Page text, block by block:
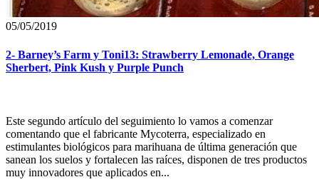
05/05/2019
2- Barney’s Farm y Toni13: Strawberry Lemonade, Orange
Sherbert, Pink Kush y Purple Punch
Este segundo artículo del seguimiento lo vamos a comenzar
comentando que el fabricante Mycoterra, especializado en
estimulantes biológicos para marihuana de última generación que
sanean los suelos y fortalecen las raíces, disponen de tres productos
muy innovadores que aplicados en...